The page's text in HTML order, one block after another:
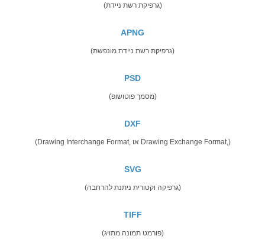
(גרפיקת רשת ניידת)
APNG
(גרפיקת רשת ניידת מונפשת)
PSD
(מסמך פוטושופ)
DXF
(Drawing Interchange Format, או Drawing Exchange Format,)
SVG
(גרפיקה וקטורית ניתנת להרחבה)
TIFF
(פורמט תמונה מתויג)